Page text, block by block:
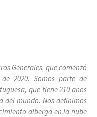
Generales, que comenzó
2020. Somos parte de
que tiene 210 años
del mundo. Nos definimos
alberga en la nube